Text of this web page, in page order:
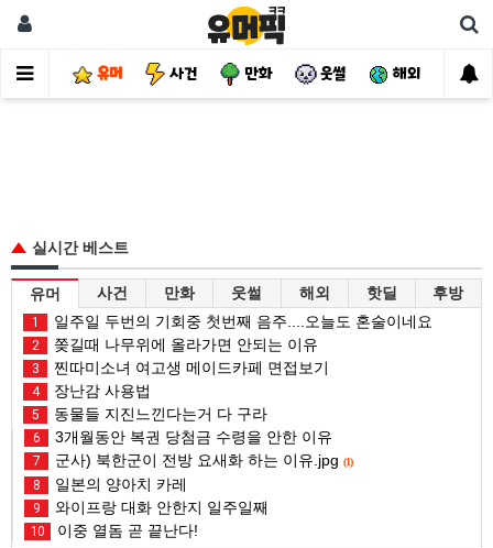
유머 사건 만화 웃썰 해외 핫
실시간 베스트
유머 사건 만화 웃썰 해외 핫딜 후방
1 일주일 두번의 기회중 첫번째 음주....오늘도 혼술이네요
2 쫒길때 나무위에 올라가면 안되는 이유
3 찐따미소녀 여고생 메이드카페 면접보기
4 장난감 사용법
5 동물들 지진느낀다는거 다 구라
6 3개월동안 복권 당첨금 수령을 안한 이유
7 군사) 북한군이 전방 요새화 하는 이유.jpg (1)
8 일본의 양아치 카레
9 와이프랑 대화 안한지 일주일째
10 이중 열돔 곧 끝난다!